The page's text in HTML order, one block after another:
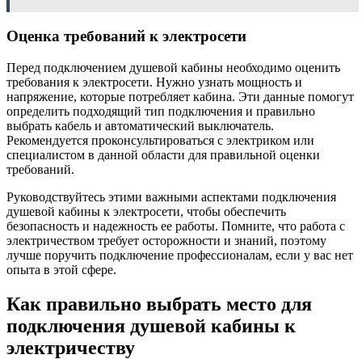
Оценка требований к электросети
Перед подключением душевой кабины необходимо оценить
требования к электросети. Нужно узнать мощность и
напряжение, которые потребляет кабина. Эти данные помогут
определить подходящий тип подключения и правильно
выбрать кабель и автоматический выключатель.
Рекомендуется проконсультироваться с электриком или
специалистом в данной области для правильной оценки
требований.
Руководствуйтесь этими важными аспектами подключения
душевой кабины к электросети, чтобы обеспечить
безопасность и надежность ее работы. Помните, что работа с
электричеством требует осторожности и знаний, поэтому
лучше поручить подключение профессионалам, если у вас нет
опыта в этой сфере.
Как правильно выбрать место для
подключения душевой кабины к
электричеству